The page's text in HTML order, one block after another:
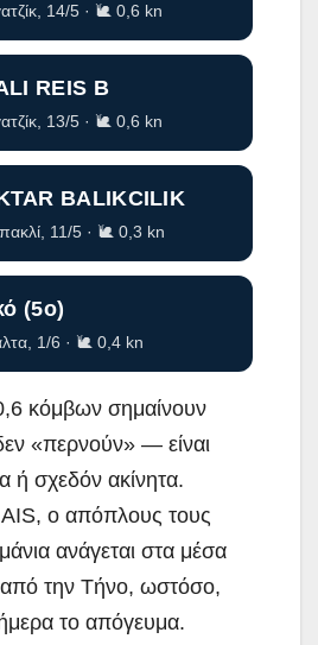
14/5 · 🐌 0,6 kn
REIS B
13/5 · 🐌 0,6 kn
BALIKCILIK
11/5 · 🐌 0,3 kn
(5ο)
1/6 · 🐌 0,4 kn
κόμβων σημαίνουν
«περνούν» — είναι
ή σχεδόν ακίνητα.
ο απόπλους τους
ανάγεται στα μέσα
την Τήνο, ωστόσο,
το απόγευμα.